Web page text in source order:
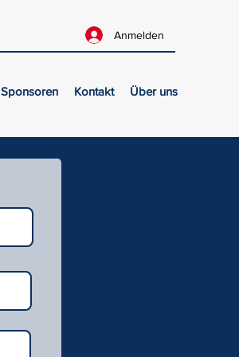
Anmelden
Sponsoren Kontakt Über uns